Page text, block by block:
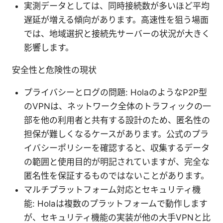
実測データとしては、同時接続数が多いほど平均
遅延が増える傾向があります。高速性を狙う場面
では、地域選択と接続先サーバーの状況が大きく
影響します。
安全性と危険性の現状
プライバシーとログの問題: HolaのようなP2P型
のVPNは、ネットワーク全体のトラフィックの一
部を他の利用者と共有する設計のため、匿名性の
担保が難しくなるケースがあります。公式のプラ
イバシーポリシーを確認すると、収集するデータ
の範囲と使用目的が明記されていますが、完全な
匿名性を保証するものではないことがあります。
マルチプラットフォーム対応とセキュリティ機
能: Holaは複数のプラットフォームで動作します
が、セキュリティ機能の実装が他の大手VPNと比